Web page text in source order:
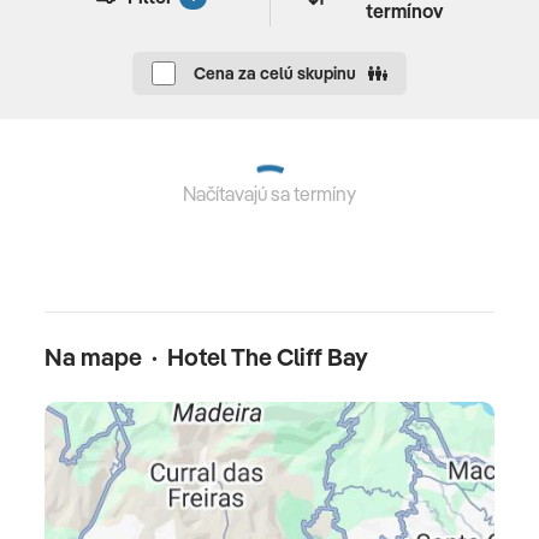
batožinový servis
Domáce zvieratá nie sú povolené
Konferenčné miestnosti: Konferenčné miestnosti:
3, klimatizované zasadacie miestnosti, denné
svetlo, konferenčné vybavenie: za príplatok,
prestávky na kávu: za príplatok
Budova Počet: 1, Podlahy: 9, izieb: 202
termínov
Cena za celú skupinu
Načítavajú sa termíny
Na mape · Hotel The Cliff Bay